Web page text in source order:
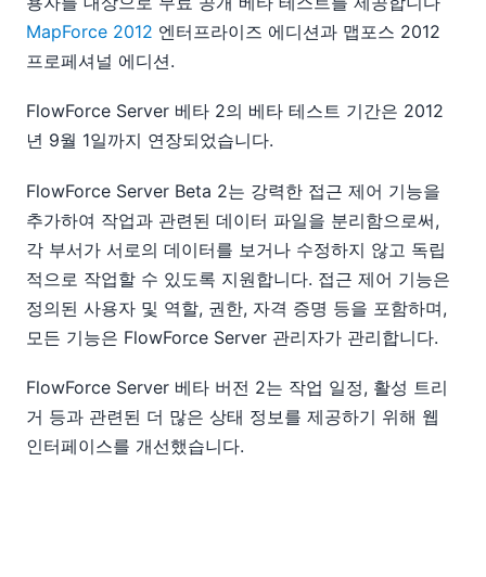
MapForce 2012 엔터프라이즈 에디션과 맵포스 2012
프로페셔널 에디션.
FlowForce Server 베타 2의 베타 테스트 기간은 2012
년 9월 1일까지 연장되었습니다.
FlowForce Server Beta 2는 강력한 접근 제어 기능을
추가하여 작업과 관련된 데이터 파일을 분리함으로써,
각 부서가 서로의 데이터를 보거나 수정하지 않고 독립
적으로 작업할 수 있도록 지원합니다. 접근 제어 기능은
정의된 사용자 및 역할, 권한, 자격 증명 등을 포함하며,
모든 기능은 FlowForce Server 관리자가 관리합니다.
FlowForce Server 베타 버전 2는 작업 일정, 활성 트리
거 등과 관련된 더 많은 상태 정보를 제공하기 위해 웹
인터페이스를 개선했습니다.